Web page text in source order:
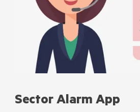
Sector Alarm App